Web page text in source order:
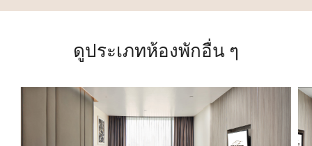
ดูประเภทห้องพักอื่น ๆ